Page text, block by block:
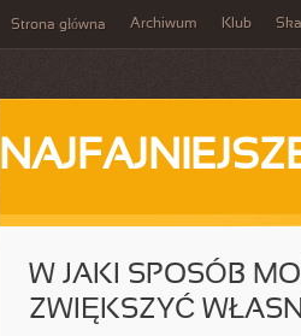
Strona główna Archiwum Klub
W JAKI SPOSÓB
ZWIĘKSZYĆ